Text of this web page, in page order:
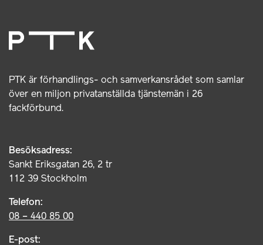
PTK är förhandlings- och samverkansrådet som samlar
över en miljon privatanställda tjänstemän i 26
fackförbund.
Besöksadress:
Sankt Eriksgatan 26, 2 tr
112 39 Stockholm
Telefon:
08 – 440 85 00
E-post: